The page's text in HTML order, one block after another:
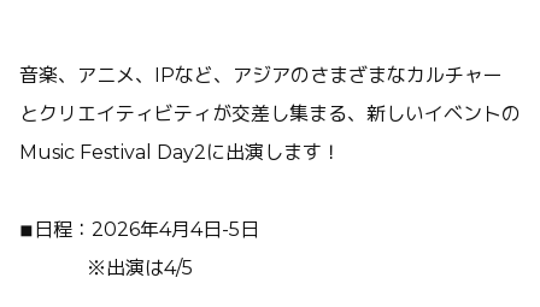
音楽、アニメ、IPなど、アジアのさまざまなカルチャー
とクリエイティビティが交差し集まる、新しいイベントの
Music Festival Day2に出演します！
◾︎日程：2026年4月4日-5日
※出演は4/5